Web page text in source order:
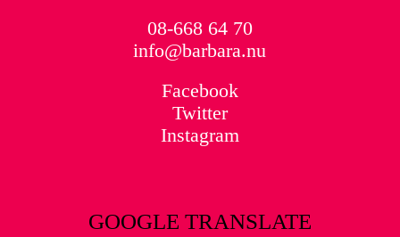
08-668 64 70
info@barbara.nu
Facebook
Twitter
Instagram
GOOGLE TRANSLATE